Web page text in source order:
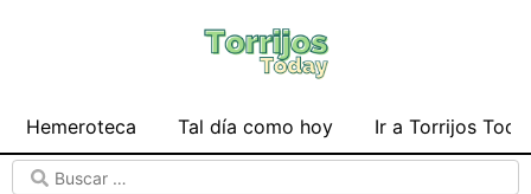
Hemeroteca Tal día como hoy Ir a Torrijos